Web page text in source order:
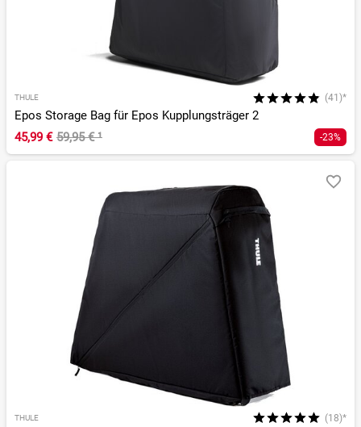
THULE (41)*
Epos Storage Bag für Epos Kupplungsträger 2
45,99 € 59,95 €¹ -23%
THULE (18)*